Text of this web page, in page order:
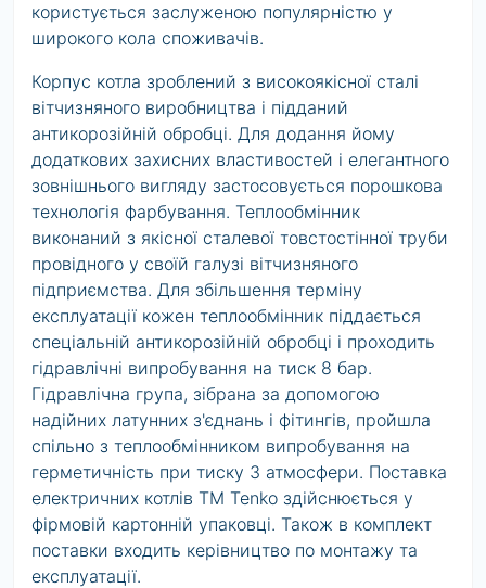
користується заслуженою популярністю у
широкого кола споживачів.
Корпус котла зроблений з високоякісної сталі
вітчизняного виробництва і підданий
антикорозійній обробці. Для додання йому
додаткових захисних властивостей і елегантного
зовнішнього вигляду застосовується порошкова
технологія фарбування. Теплообмінник
виконаний з якісної сталевої товстостінної труби
провідного у своїй галузі вітчизняного
підприємства. Для збільшення терміну
експлуатації кожен теплообмінник піддається
спеціальнiй антикорозійній обробці і проходить
гідравлічні випробування на тиск 8 бар.
Гідравлічна група, зібрана за допомогою
надійних латунних з'єднань і фітингів, пройшла
спільно з теплообмінником випробування на
герметичність при тиску 3 атмосфери. Поставка
електричних котлів ТМ Tenko здійснюється у
фірмовій картонній упаковці. Також в комплект
поставки входить керівництво по монтажу та
експлуатації.